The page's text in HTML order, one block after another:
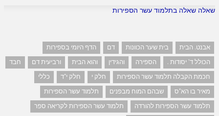
שאלה שאלה בתלמוד עשר הספירות
אבנט. הבית בית שער הכוונות דם
הדף היומי בספירות
הכולל ד' יסודות .
הספירה והגידין והוא הבית ורביעית דם
חבד
חכמת הקבלה תלמוד עשר הספירות
חלק י חלק י"ד
כללי
מאיר בו הא"ס
שבהם המוח מבפנים
תלמוד עשר הספירות
תלמוד עשר הספירות להורדה
תלמוד עשר הספירות לקריאה ספר